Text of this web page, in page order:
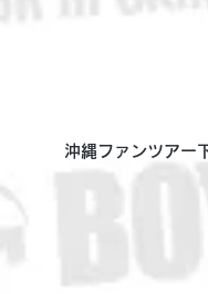
沖縄ファンツアー